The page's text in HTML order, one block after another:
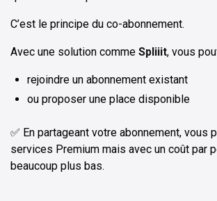
C’est le principe du co-abonnement.
Avec une solution comme Spliiit, vous
rejoindre un abonnement existant
ou proposer une place disponible
✅ En partageant votre abonnement, vous
services Premium mais avec un coût par
beaucoup plus bas.